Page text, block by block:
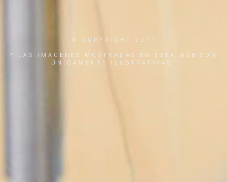
© COPYRIGHT 2017
* LAS IMÁGENES MOSTRADAS EN ESTA WEB SON
ÚNICAMENTE ILUSTRATIVAS.